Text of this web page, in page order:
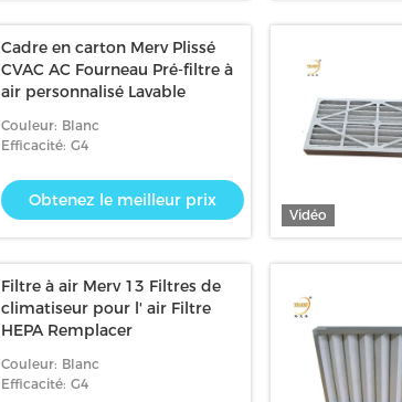
Cadre en carton Merv Plissé
CVAC AC Fourneau Pré-filtre à
air personnalisé Lavable
Couleur: Blanc
Efficacité: G4
Obtenez le meilleur prix
Vidéo
Filtre à air Merv 13 Filtres de
climatiseur pour l' air Filtre
HEPA Remplacer
Couleur: Blanc
Efficacité: G4